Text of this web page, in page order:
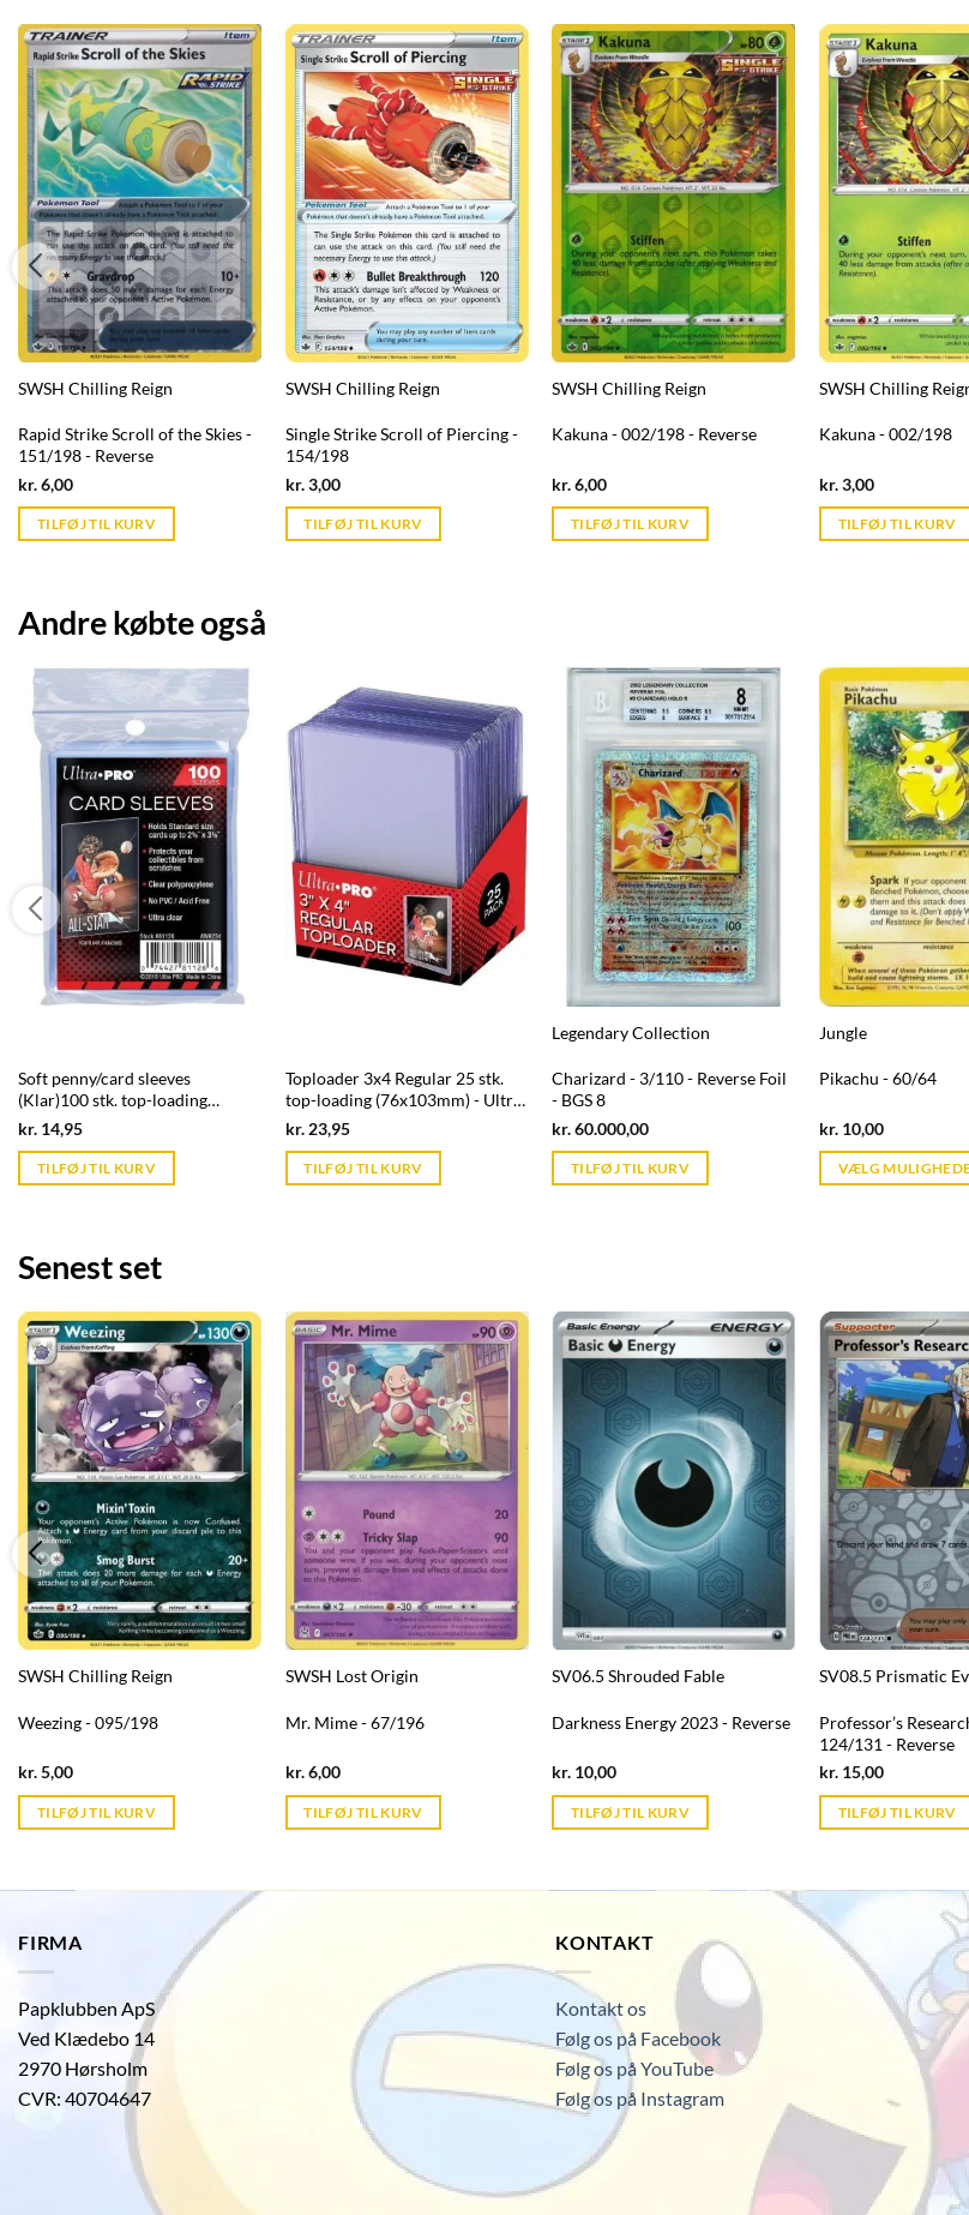
SWSH Chilling Reign
Rapid Strike Scroll of the Skies -
151/198 - Reverse
kr.6,00Current
is:
kr. 39,95.
TILFØJ TIL KURV
SWSH Chilling Reign
Single Strike Scroll of Piercing -
154/198
kr.3,00Current
is:
kr. 39,95.
TILFØJ TIL KURV
SWSH Chilling Reign
Kakuna - 002/198 - Reverse
kr.6,00Current
is:
kr. 39,95.
TILFØJ TIL KURV
SWSH Chilling
Kakuna - 002/198
kr.3,00Current
is:
kr. 39,95.
TILFØJ TIL KURV
Andre købte også
Soft penny/card sleeves
(Klar)100 stk. top-loading
(66,7x92mm) - Ultra Pro
kr. 14,95Current
is:
kr. 39,95.
TILFØJ TIL KURV
Toploader 3x4 Regular 25 stk.
top-loading (76x103mm) - Ultra
Pro
kr.23,95Current
is:
kr. 39,95.
TILFØJ TIL KURV
Legendary Collection
Charizard - 3/110 - Reverse Foil
- BGS 8
kr.60.000,00Current
is:
kr. 39,95.
TILFØJ TIL KURV
Jungle
Pikachu - 60/64
kr.10,00Current
is:
kr. 39,95.
VÆLG
Senest set
SWSH Chilling Reign
Weezing - 095/198
kr.5,00Current
is:
kr. 39,95.
TILFØJ TIL KURV
SWSH Lost Origin
Mr. Mime - 67/196
kr.6,00Current
is:
kr. 39,95.
TILFØJ TIL KURV
SV06.5 Shrouded Fable
Darkness Energy 2023 - Reverse
kr. 10,00Current
is:
kr. 39,95.
TILFØJ TIL KURV
SV08.5 Prismatic
Professor’s
124/131 - Reverse
kr.15,00Current
is:
kr. 39,95.
TILFØJ TIL KURV
FIRMA
Papklubben ApS
Ved Klædebo 14
2970 Hørsholm
CVR: 40704647
KONTAKT
Kontakt os
Følg os på Facebook
Følg os på YouTube
Følg os på Instagram